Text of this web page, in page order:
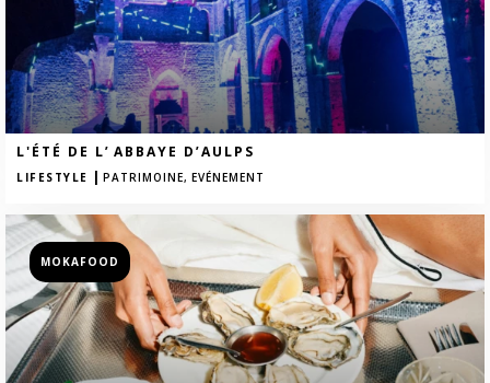
L'ÉTÉ DE L’ ABBAYE D’AULPS
LIFESTYLE | PATRIMOINE, EVÉNEMENT
MOKAFOOD